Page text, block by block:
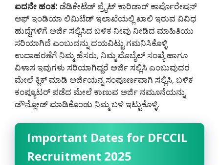
ಐದನೇ ಹಂತ: ಡೆಡಿಕೇಟೆಡ್ ಪ್ರೈಟ್ ಕಾರಿಡಾರ್ ಕಾರ್ಪೊರೇಷನ್
ಆಫ್ ಇಂಡಿಯಾ ಲಿಮಿಟೆಡ್ ಇಲಾಖೆಯಲ್ಲಿ ಖಾಲಿ ಇರುವ ವಿವಿಧ
ಹುದ್ದೆಗಳಿಗೆ ಅರ್ಜಿ ಸಲ್ಲಿಸಿದ ಬಳಿಕ ನೀವು ನೀಡಿದ ಮಾಹಿತಿಯು
ಸರಿಯಾಗಿದೆ ಎಂಬುದನ್ನು ದಯವಿಟ್ಟು ಗಮನಿಸಿಕೊಳ್ಳಿ
ಉದಾಹರಣೆಗೆ ನಿಮ್ಮ ಹೆಸರು, ನಿಮ್ಮ ಮೊಬೈಲ್ ಸಂಖ್ಯೆ ಹಾಗೂ
ವಿಳಾಸ ಇವುಗಳು ಸರಿಯಾಗಿದ್ದರೆ ಅರ್ಜಿ ಸಲ್ಲಿಸಿ ಎಂಬುವುದರ
ಮೇಲೆ ಕ್ಲಿಕ್ ಮಾಡಿ ಅರ್ಜಿಯನ್ನ ಸಂಪೂರ್ಣವಾಗಿ ಸಲ್ಲಿಸಿ, ಬಳಿಕ
ಕಂಪ್ಯೂಟರ್ ಪಡೆದ ಮೇಲೆ ಕಾಣುವ ಅರ್ಜಿ ನಮೂನೆಯನ್ನು
ಡೌನ್ಲೋಡ್ ಮಾಡಿಕೊಂಡು ನಿಮ್ಮ ಬಳಿ ಇಟ್ಟುಕೊಳ್ಳಿ.
Important Dates for DFCCIL
Recruitment 2025